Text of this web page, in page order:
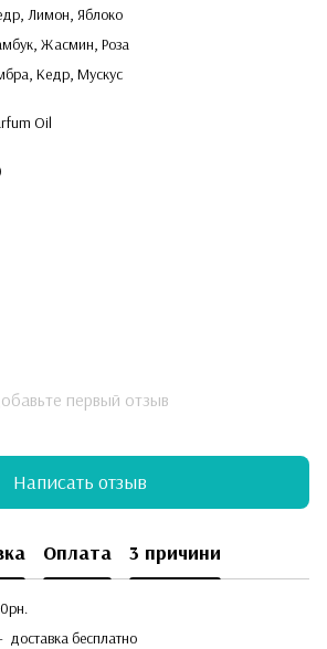
Лимон, Яблоко
Жасмин, Роза
Кедр, Мускус
Oil
первый отзыв
Написать отзыв
Оплата 3 причини
бесплатно